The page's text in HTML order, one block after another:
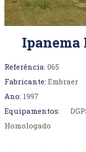
Ipanema
Referência: 065
Fabricante: Embraer
Ano: 1997
Equipamentos:
Homologado